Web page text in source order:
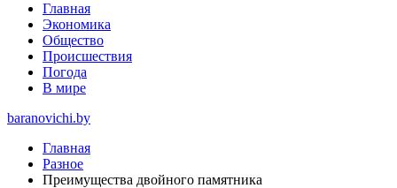
Главная
Экономика
Общество
Происшествия
Погода
В мире
baranovichi.by
Главная
Разное
Преимущества двойного памятника